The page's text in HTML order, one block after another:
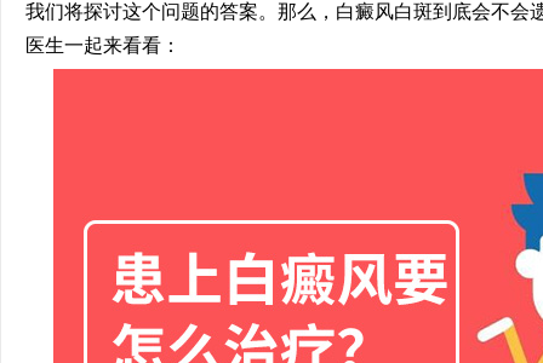
我们将探讨这个问题的答案。那么，白癜风白斑到底会不会
医生一起来看看：